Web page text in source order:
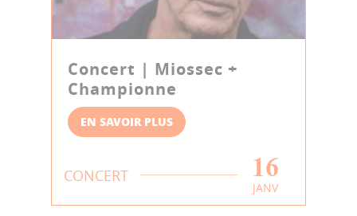
Concert | Miossec +
Championne
EN SAVOIR PLUS
CONCERT 16
JANV